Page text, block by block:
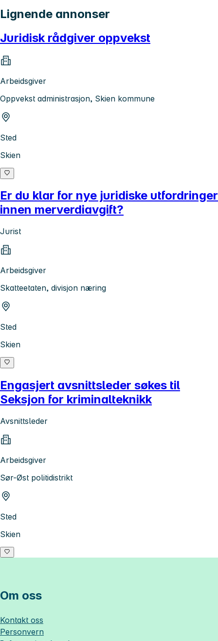
Lignende annonser
Juridisk rådgiver oppvekst
Arbeidsgiver
Oppvekst administrasjon, Skien kommune
Sted
Skien
Er du klar for nye juridiske utfordringer
innen merverdiavgift?
Jurist
Arbeidsgiver
Skatteetaten, divisjon næring
Sted
Skien
Engasjert avsnittsleder søkes til
Seksjon for kriminalteknikk
Avsnittsleder
Arbeidsgiver
Sør-Øst politidistrikt
Sted
Skien
Om oss
Kontakt oss
Personvern